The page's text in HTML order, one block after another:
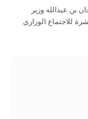
بن عبدالله وزير
للاجتماع الوزاري